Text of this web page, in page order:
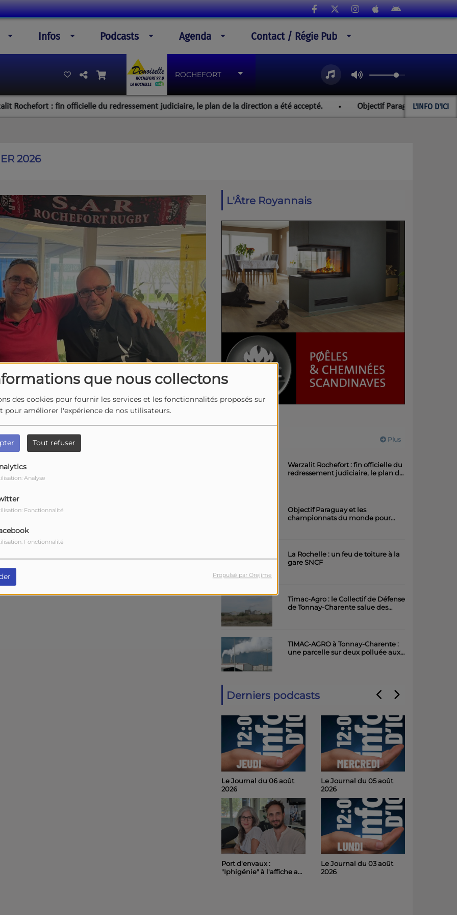
que nous collectons
des cookies pour fournir les services et les fonctionnalités proposés sur
pour améliorer l'expérience de nos utilisateurs.
Tout refuser
Analyse
Fonctionnalité
Fonctionnalité
Propulsé par Orejime
Infos Podcasts Agenda Contact / Régie Pub
ROCHEFORT
L'INFO D'ICI
: fin officielle du redressement judiciaire, le plan de la direction a été accepté. Objectif Paraguay et les
2026
ici",Didier a reçu le groupe originaire de
et en bonus, deux sessions live avec
L'Âtre Royannais
Plus
Werzalit Rochefort : fin officielle du
redressement judiciaire, le plan de
Objectif Paraguay et les
championnats du monde pour
La Rochelle : un feu de toiture à la
gare SNCF
Timac-Agro : le Collectif de Défense
de Tonnay-Charente salue des
TIMAC-AGRO à Tonnay-Charente :
une parcelle sur deux polluée aux
Derniers podcasts
Le Journal du 06 août
2026
Port d'envaux :
"Iphigénie" à l'affiche au
Le Journal du 05 août
2026
Le Journal du 03 août
2026